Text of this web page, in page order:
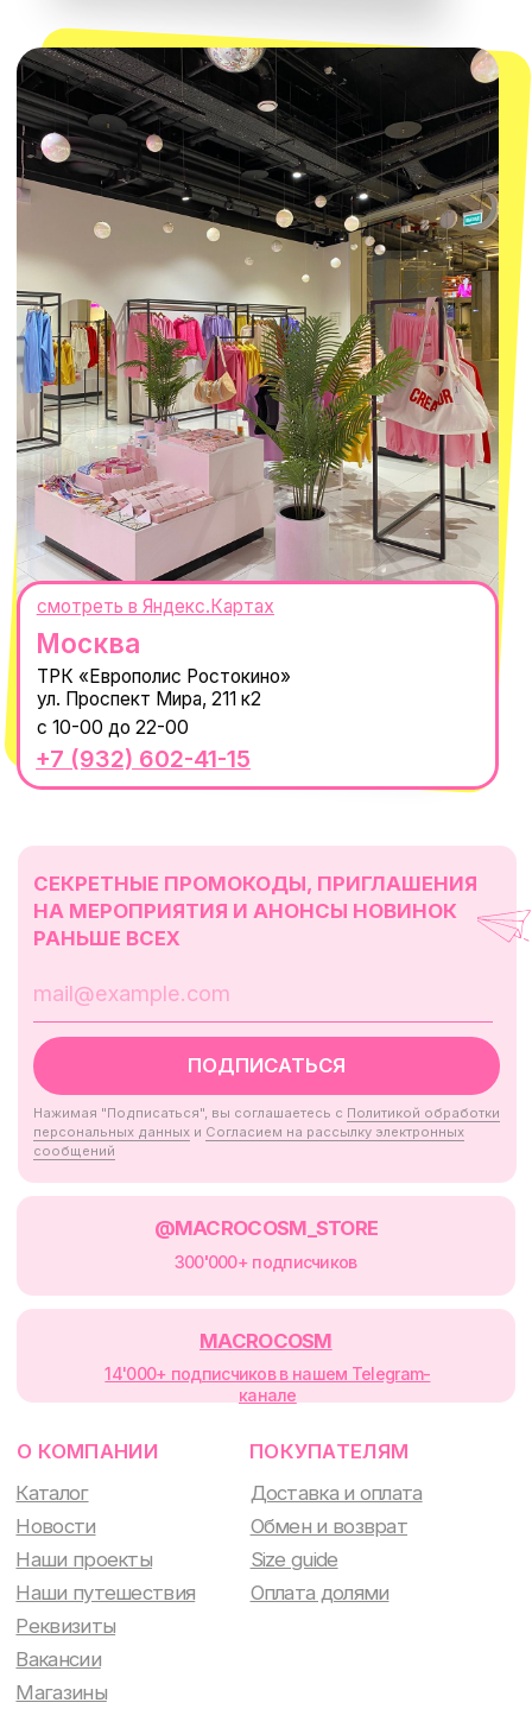
ИП Проворный Алексей Алексеевич
ИНН 667114098580
Telegram
WhatsApp
8 800 550-06-92
macrocosm_store@mail.ru
КОНТАКТЫ
Оплата долями
Size guide
Обмен и возврат
Доставка и оплата
ПОКУПАТЕЛЯМ
Вакансии
Реквизиты
Магазины
Наши путешествия
Наши проекты
Каталог
О КОМПАНИИ
© 2021-2025 Macrocosm ®
MACROCOSM
14'000+ подписчиков в нашем Telegram-
канале
Оферта
Пользовательское соглашение
Политика обработки персональных
данных